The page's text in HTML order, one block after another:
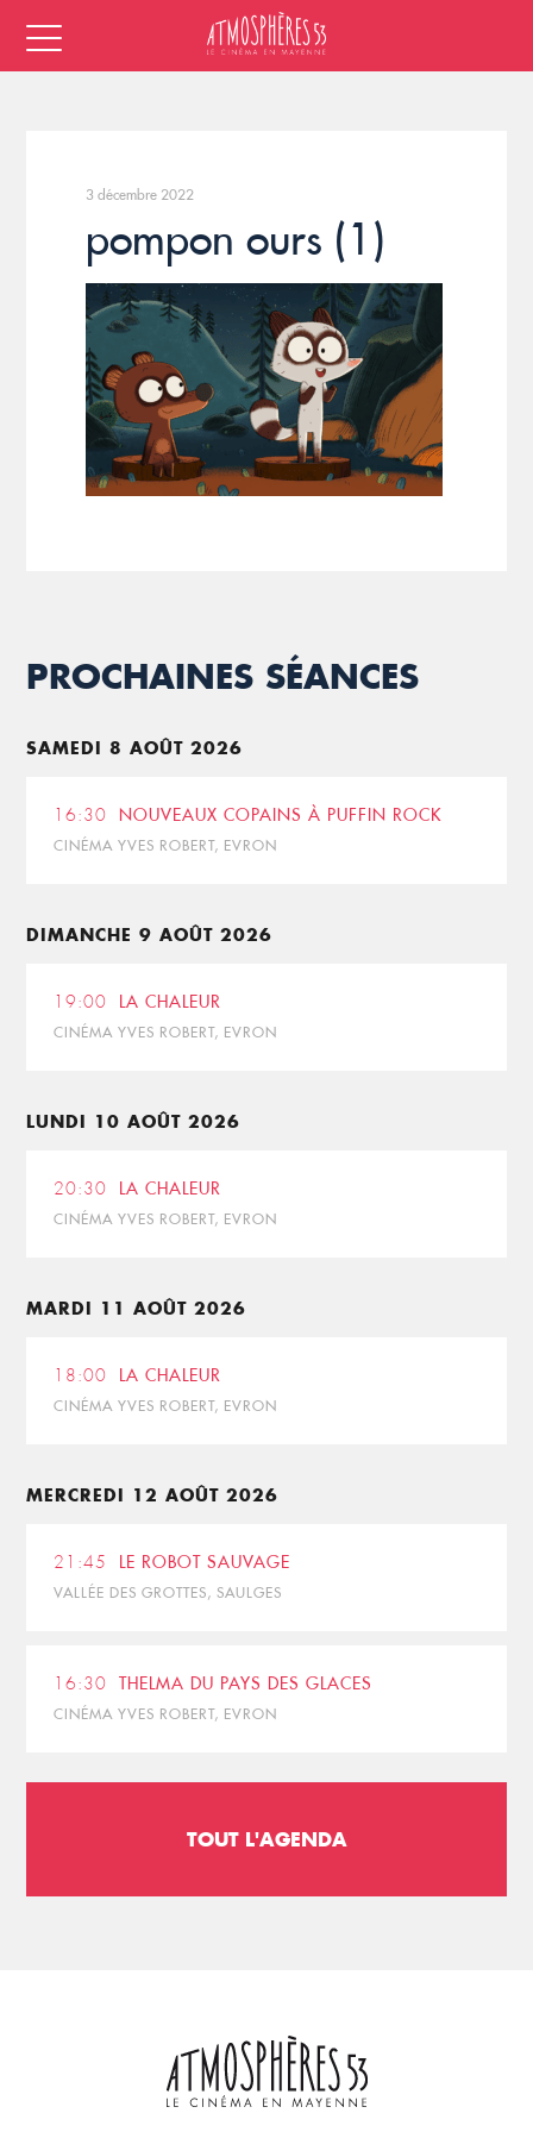
3 décembre 2022
pompon ours (1)
PROCHAINES SÉANCES
SAMEDI 8 AOÛT 2026
16:30 NOUVEAUX COPAINS À PUFFIN ROCK
CINÉMA YVES ROBERT, EVRON
DIMANCHE 9 AOÛT 2026
19:00 LA CHALEUR
CINÉMA YVES ROBERT, EVRON
LUNDI 10 AOÛT 2026
20:30 LA CHALEUR
CINÉMA YVES ROBERT, EVRON
MARDI 11 AOÛT 2026
18:00 LA CHALEUR
CINÉMA YVES ROBERT, EVRON
MERCREDI 12 AOÛT 2026
21:45 LE ROBOT SAUVAGE
VALLÉE DES GROTTES, SAULGES
16:30 THELMA DU PAYS DES GLACES
CINÉMA YVES ROBERT, EVRON
TOUT L'AGENDA